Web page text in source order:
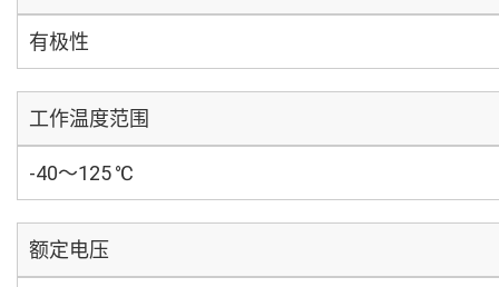
有极性
工作温度范围
-40～125 ℃
额定电压